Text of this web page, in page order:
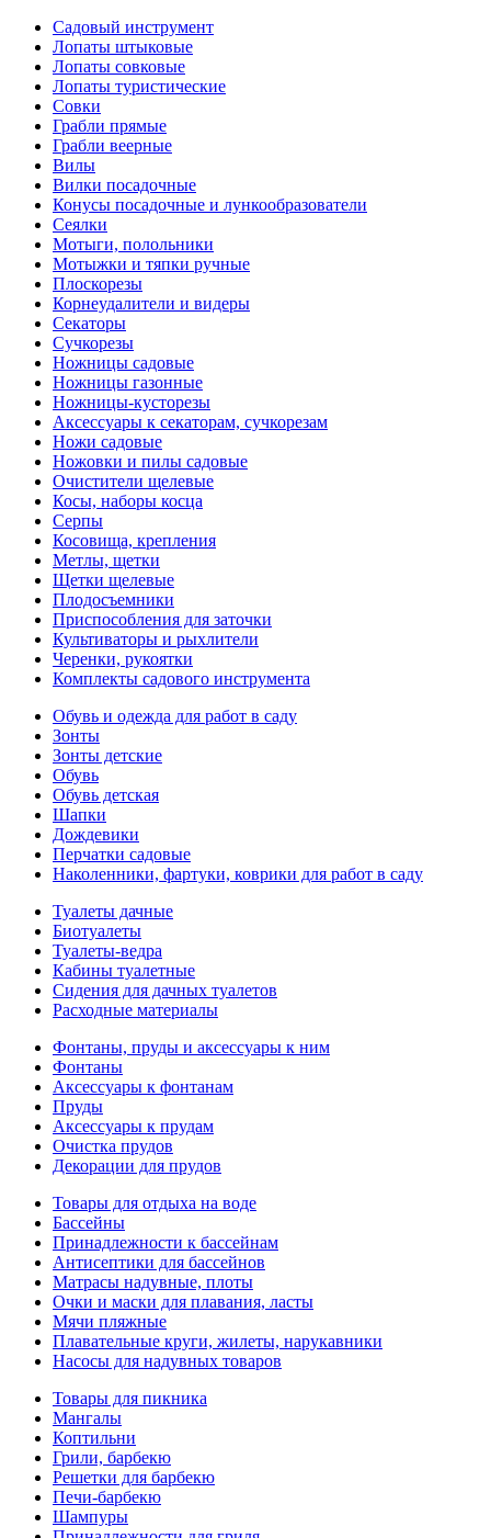
Садовый инструмент
Лопаты штыковые
Лопаты совковые
Лопаты туристические
Совки
Грабли прямые
Грабли веерные
Вилы
Вилки посадочные
Конусы посадочные и лункообразователи
Сеялки
Мотыги, полольники
Мотыжки и тяпки ручные
Плоскорезы
Корнеудалители и видеры
Секаторы
Сучкорезы
Ножницы садовые
Ножницы газонные
Ножницы-кусторезы
Аксессуары к секаторам, сучкорезам
Ножи садовые
Ножовки и пилы садовые
Очистители щелевые
Косы, наборы косца
Серпы
Косовища, крепления
Метлы, щетки
Щетки щелевые
Плодосъемники
Приспособления для заточки
Культиваторы и рыхлители
Черенки, рукоятки
Комплекты садового инструмента
Обувь и одежда для работ в саду
Зонты
Зонты детские
Обувь
Обувь детская
Шапки
Дождевики
Перчатки садовые
Наколенники, фартуки, коврики для работ в саду
Туалеты дачные
Биотуалеты
Туалеты-ведра
Кабины туалетные
Сидения для дачных туалетов
Расходные материалы
Фонтаны, пруды и аксессуары к ним
Фонтаны
Аксессуары к фонтанам
Пруды
Аксессуары к прудам
Очистка прудов
Декорации для прудов
Товары для отдыха на воде
Бассейны
Принадлежности к бассейнам
Антисептики для бассейнов
Матраcы надувные, плоты
Очки и маски для плавания, ласты
Мячи пляжные
Плавательные круги, жилеты, нарукавники
Насосы для надувных товаров
Товары для пикника
Мангалы
Коптильни
Грили, барбекю
Решетки для барбекю
Печи-барбекю
Шампуры